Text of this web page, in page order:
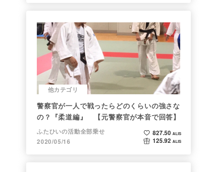
他カテゴリ
警察官が一人で戦ったらどのくらいの強さな
の？『柔道編』 【元警察官が本音で回答】
ふたひいの活動全部乗せ
2020/05/16
827.50 ALIS
125.92 ALIS